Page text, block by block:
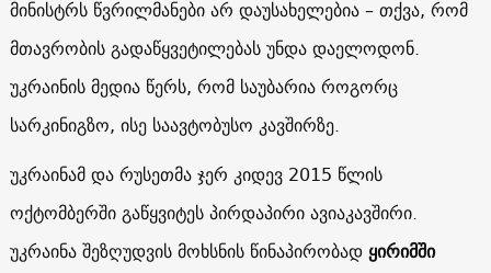
მინისტრს წვრილმანები არ დაუსახელებია – თქვა, რომ
მთავრობის გადაწყვეტილებას უნდა დაელოდონ.
უკრაინის მედია წერს, რომ საუბარია როგორც
სარკინიგზო, ისე საავტობუსო კავშირზე.
უკრაინამ და რუსეთმა ჯერ კიდევ 2015 წლის
ოქტომბერში გაწყვიტეს პირდაპირი ავიაკავშირი.
უკრაინა შეზღუდვის მოხსნის წინაპირობადყირიმში